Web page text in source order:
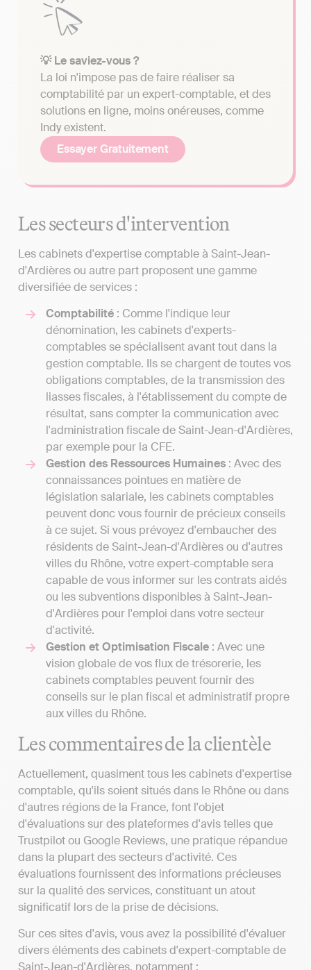
💡 Le saviez-vous ?
La loi n'impose pas de faire réaliser sa
comptabilité par un expert-comptable, et des
solutions en ligne, moins onéreuses, comme
Indy existent.
Essayer Gratuitement
Les secteurs d'intervention
Les cabinets d'expertise comptable à Saint-Jean-
d'Ardières ou autre part proposent une gamme
diversifiée de services :
Comptabilité : Comme l'indique leur
dénomination, les cabinets d'experts-
comptables se spécialisent avant tout dans la
gestion comptable. Ils se chargent de toutes vos
obligations comptables, de la transmission des
liasses fiscales, à l'établissement du compte de
résultat, sans compter la communication avec
l'administration fiscale de Saint-Jean-d'Ardières,
par exemple pour la CFE.
Gestion des Ressources Humaines : Avec des
connaissances pointues en matière de
législation salariale, les cabinets comptables
peuvent donc vous fournir de précieux conseils
à ce sujet. Si vous prévoyez d'embaucher des
résidents de Saint-Jean-d'Ardières ou d'autres
villes du Rhône, votre expert-comptable sera
capable de vous informer sur les contrats aidés
ou les subventions disponibles à Saint-Jean-
d'Ardières pour l'emploi dans votre secteur
d'activité.
Gestion et Optimisation Fiscale : Avec une
vision globale de vos flux de trésorerie, les
cabinets comptables peuvent fournir des
conseils sur le plan fiscal et administratif propre
aux villes du Rhône.
Les commentaires de la clientèle
Actuellement, quasiment tous les cabinets d'expertise
comptable, qu'ils soient situés dans le Rhône ou dans
d'autres régions de la France, font l'objet
d'évaluations sur des plateformes d'avis telles que
Trustpilot ou Google Reviews, une pratique répandue
dans la plupart des secteurs d'activité. Ces
évaluations fournissent des informations précieuses
sur la qualité des services, constituant un atout
significatif lors de la prise de décisions.
Sur ces sites d'avis, vous avez la possibilité d'évaluer
divers éléments des cabinets d'expert-comptable de
Saint-Jean-d'Ardières, notamment :